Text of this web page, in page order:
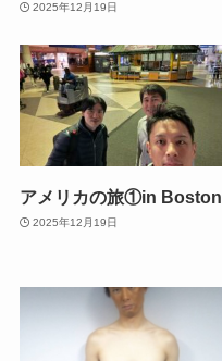
2025年12月19日
アメリカの旅①in Boston
2025年12月19日